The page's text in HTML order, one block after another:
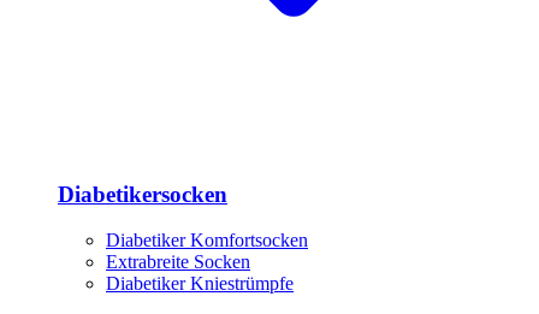
Diabetikersocken
Diabetiker Komfortsocken
Extrabreite Socken
Diabetiker Kniestrümpfe